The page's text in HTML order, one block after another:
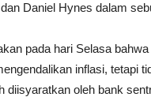
Daniel Hynes dalam
pada hari Selasa
inflasi, tetapi
diisyaratkan oleh bank